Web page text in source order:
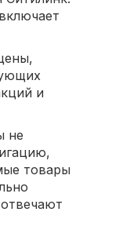
и
не
товары